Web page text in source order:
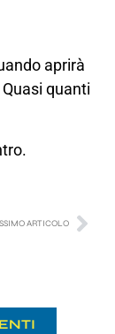
aprirà
quanti
ARTICOLO